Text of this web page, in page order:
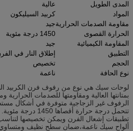
المدى الطويل
عالية
المواد
كربيد السيليكون
مقاومة الصدمات الحراريةجيد
الحرارة القصوى
1450 درجة مئوية
المقاومة الكيميائية
جيد
التطبيق
إطلاق النار في
الحجم
تخصيص
نوع الحافة
ناعمة
لوحات سيك هي نوع من رفوف فرن الكربيد
بمتانتها العالية ومقاومتها للصدمات الحرارية
الرفوف غير الزجاجية متوفرة في أشكال
تتحمل درجة حرارة
تطبيقات إشعال الفرن ويمكن تخصيصها
ألواح سيك ناعمة،ضمان سطح نظيف ومتساوي